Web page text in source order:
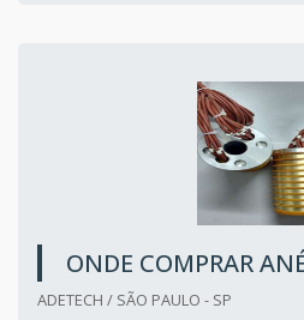
ONDE COMPRAR
ADETECH / SÃO PAULO - SP